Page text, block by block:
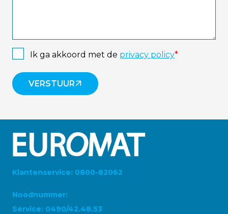
Instemming*
Ik ga akkoord met de privacy policy*
VERSTUUR
Klantenservice: 0800-82062
Noodnummer:
Service: 0490/42.48.53